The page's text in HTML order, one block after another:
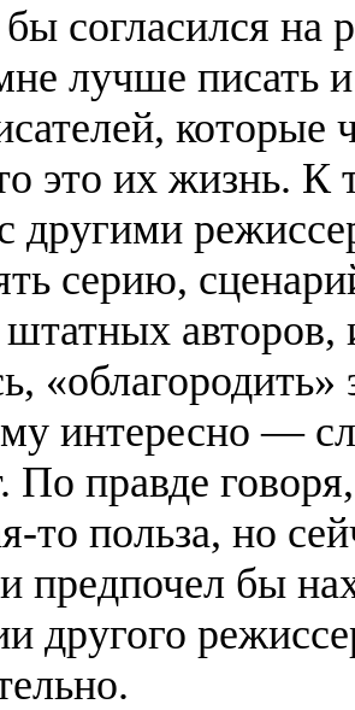
согласился на
лучше писать
которые
это их жизнь. К
другими
серию,
авторов,
интересно —
По правде
то польза, но
предпочел бы
другого